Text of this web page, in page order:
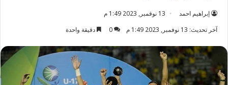
إبراهيم احمد
13 نوفمبر, 2023 1:49 م
آخر تحديث: 13 نوفمبر, 2023 1:49 م
0 دقيقة واحدة